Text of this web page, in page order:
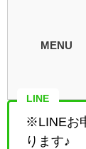
MENU
LINE
※LINEお
ります♪